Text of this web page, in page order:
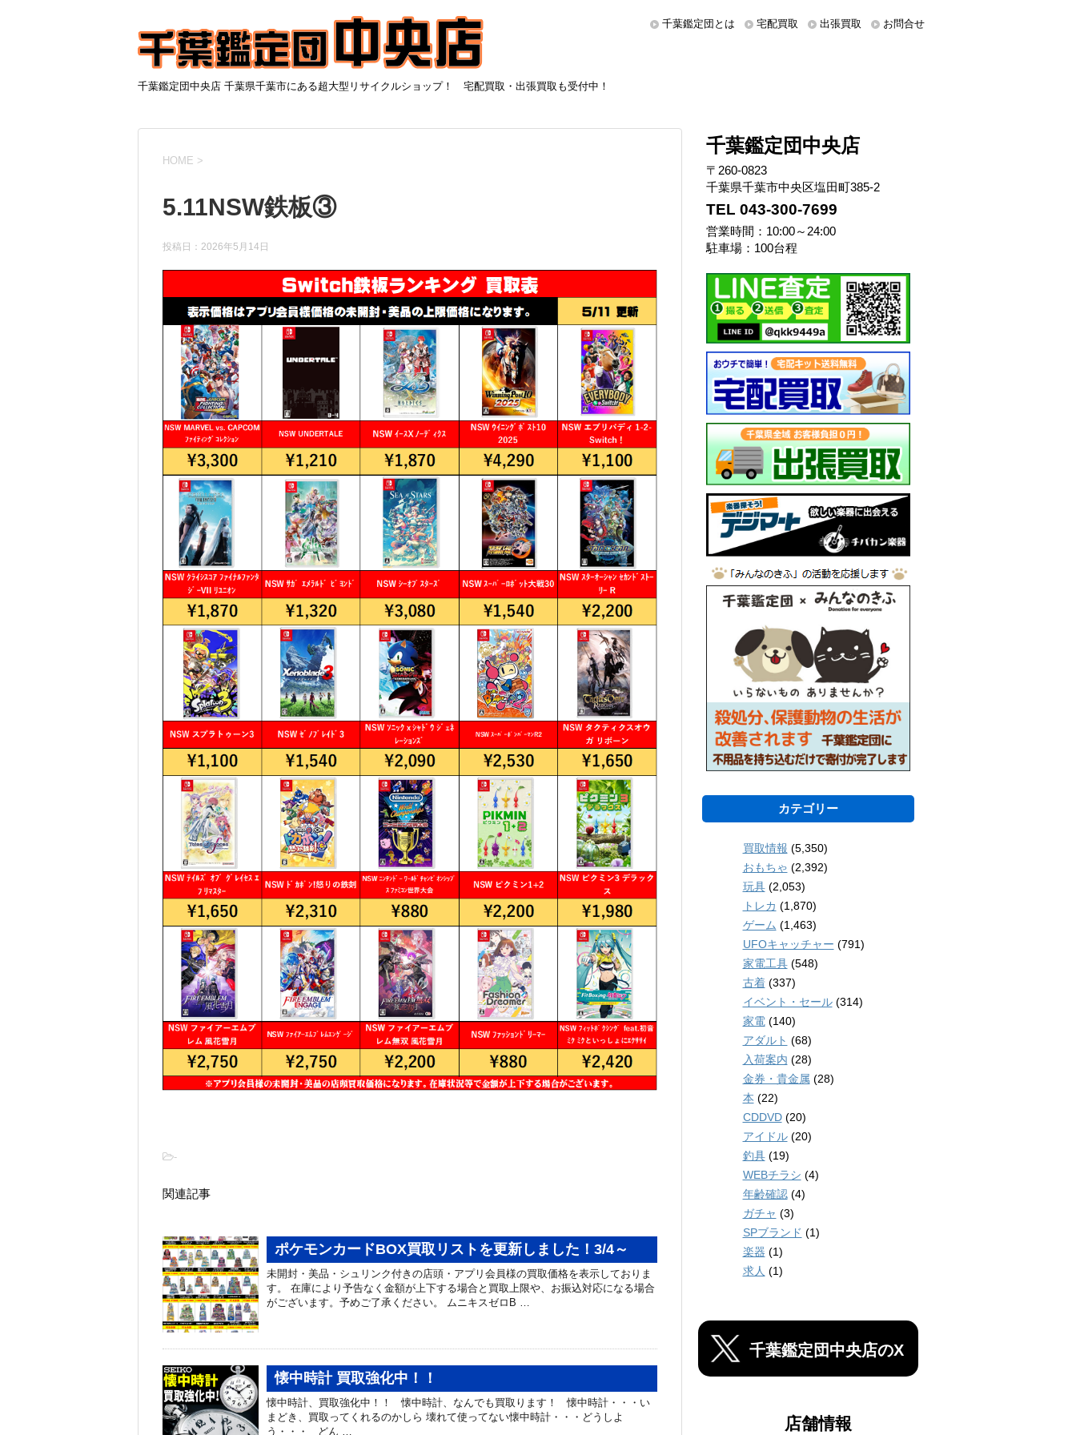
千葉鑑定団中央店 千葉県千葉市にある超大型リサイクルショップ！ 宅配買取・出張買取も受付中！
千葉鑑定団とは 宅配買取 出張買取 お問合せ
HOME >
5.11NSW鉄板③
投稿日： 2026年5月14日
-
関連記事
ポケモンカードBOX買取リストを更新しました！3/4～
未開封・美品・シュリンク付きの店頭・アプリ会員様の買取価格を表示しておりま
す。 在庫により予告なく金額が上下する場合と買取上限や、お振込対応になる場合
がございます。予めご了承ください。 ムニキスゼロB …
懐中時計 買取強化中！！
懐中時計、買取強化中！！ 懐中時計、なんでも買取ります！ 懐中時計・・・い
まどき、買取ってくれるのかしら 壊れて使ってない懐中時計・・・どうしよ
う・・・ どん …
千葉鑑定団中央店
〒260-0823
千葉県千葉市中央区塩田町385-2
TEL 043-300-7699
営業時間：10:00～24:00
駐車場：100台程
カテゴリー
買取情報 (5,350)
おもちゃ (2,392)
玩具(2,053)
トレカ (1,870)
ゲーム (1,463)
UFOキャッチャー (791)
家電工具(548)
古着(337)
イベント・セール(314)
家電(140)
アダルト (68)
入荷案内 (28)
金券・貴金属 (28)
本 (22)
CDDVD(20)
アイドル(20)
釣具(19)
WEBチラシ (4)
年齢確認(4)
ガチャ (3)
SPブランド (1)
楽器 (1)
求人 (1)
千葉鑑定団中央店のX
店舗情報